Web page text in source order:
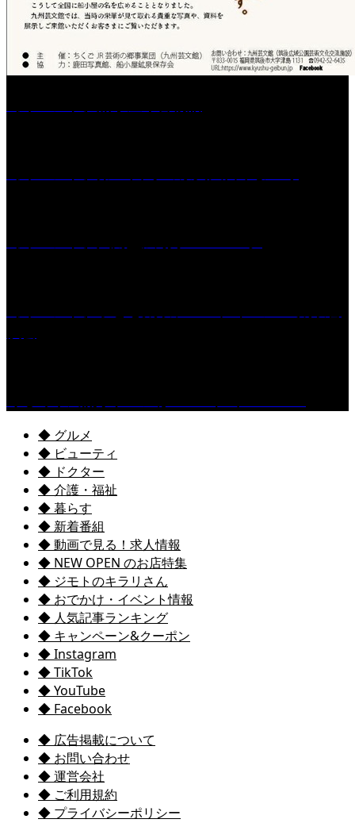
◆ グルメ
◆ ビューティ
◆ ドクター
◆ 介護・福祉
◆ 暮らす
◆ 新着番組
◆ 動画で見る！求人情報
◆ NEW OPEN のお店特集
◆ ジモトのキラリさん
◆ おでかけ・イベント情報
◆ 人気記事ランキング
◆ キャンペーン&クーポン
◆ Instagram
◆ TikTok
◆ YouTube
◆ Facebook
◆ 広告掲載について
◆ お問い合わせ
◆ 運営会社
◆ ご利用規約
◆ プライバシーポリシー